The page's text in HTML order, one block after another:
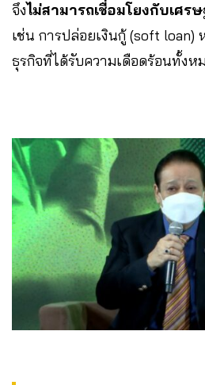
จึงไม่สามารถเชื่อมโยงกับเศร
เช่น การปล่อยเงินกู้ (soft loan)
ธุรกิจที่ได้รับความเดือดร้อนทั้งห